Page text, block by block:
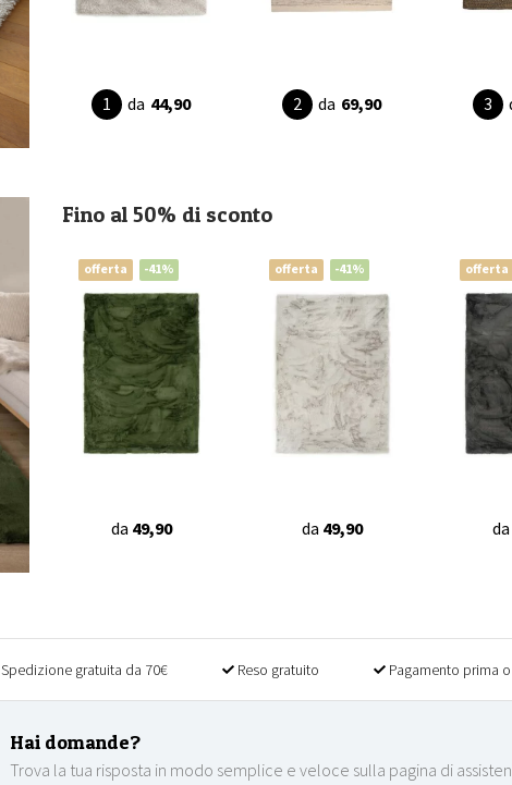
da 44,90 da 69,90
Fino al 50% di sconto
offerta -41%
da 49,90
offerta -41%
da 49,90
offerta
da
Spedizione gratuita da 70€ Reso gratuito Pagamento prima
Hai domande?
Trova la tua risposta in modo semplice e veloce sulla pagina di